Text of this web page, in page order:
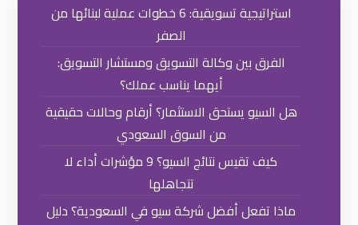
استراتيجية تسويقية: 6 خطوات عملية لبنائها من
الصفر
الفرق بين وكالة التسويق ومستشار التسويق:
أيهما يناسب عملك؟
هل السيو يستحق الاستثمار؟ أرقام وحالات حقيقية
من السوق السعودي
كيف تقيس نتائج السيو؟ 9 مؤشرات أداء لا
تتجاهلها
ماذا تفعل أفضل شركة سيو في السعودية؟ دليل